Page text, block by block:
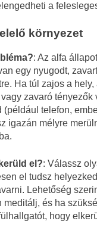
a
környezet
: Az alfa
egy nyugodt,
Ha túl zajos a
zavaró tényezők
(például telefon,
igazán mélyre
el?: Válassz
el tudsz
Lehetőség
meditálj, és ha
hogy